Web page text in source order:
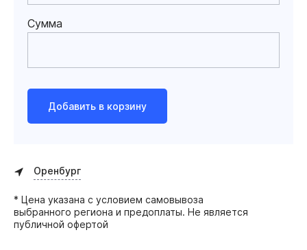
Сумма
Добавить в корзину
Оренбург
* Цена указана с условием самовывоза
выбранного региона и предоплаты. Не является
публичной офертой